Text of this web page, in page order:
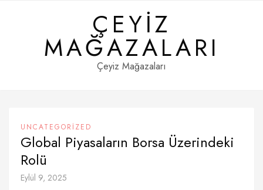
ÇEYIZ
MAĞAZALARI
Çeyiz Mağazaları
UNCATEGORIZED
Global Piyasaların Borsa Üzerindeki
Rolü
Eylül 9, 2025